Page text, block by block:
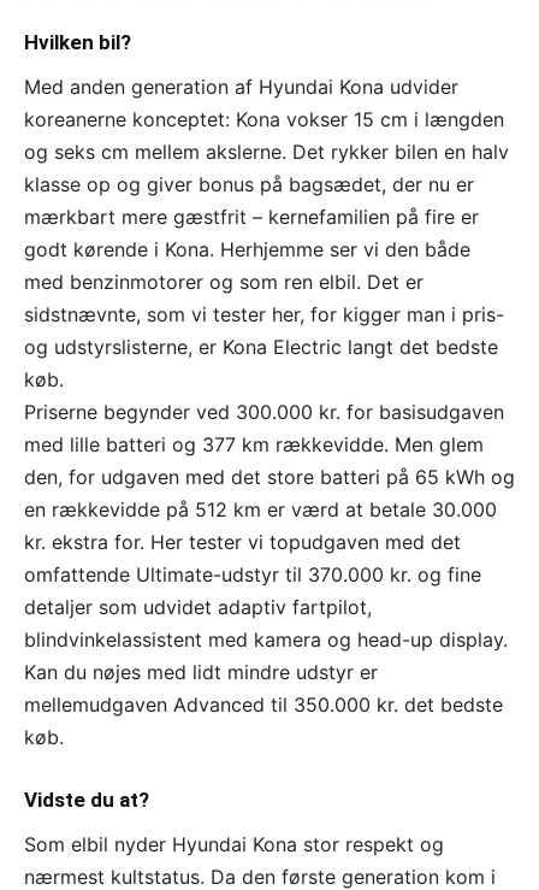
Hvilken bil?
Med anden generation af Hyundai Kona udvider
koreanerne konceptet: Kona vokser 15 cm i længden
og seks cm mellem akslerne. Det rykker bilen en halv
klasse op og giver bonus på bagsædet, der nu er
mærkbart mere gæstfrit – kernefamilien på fire er
godt kørende i Kona. Herhjemme ser vi den både
med benzinmotorer og som ren elbil. Det er
sidstnævnte, som vi tester her, for kigger man i pris-
og udstyrslisterne, er Kona Electric langt det bedste
køb.
Priserne begynder ved 300.000 kr. for basisudgaven
med lille batteri og 377 km rækkevidde. Men glem
den, for udgaven med det store batteri på 65 kWh og
en rækkevidde på 512 km er værd at betale 30.000
kr. ekstra for. Her tester vi topudgaven med det
omfattende Ultimate-udstyr til 370.000 kr. og fine
detaljer som udvidet adaptiv fartpilot,
blindvinkelassistent med kamera og head-up display.
Kan du nøjes med lidt mindre udstyr er
mellemudgaven Advanced til 350.000 kr. det bedste
køb.
Vidste du at?
Som elbil nyder Hyundai Kona stor respekt og
nærmest kultstatus. Da den første generation kom i